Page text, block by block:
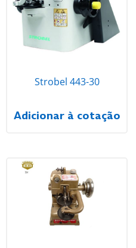
Strobel 443-30
Adicionar à cotação